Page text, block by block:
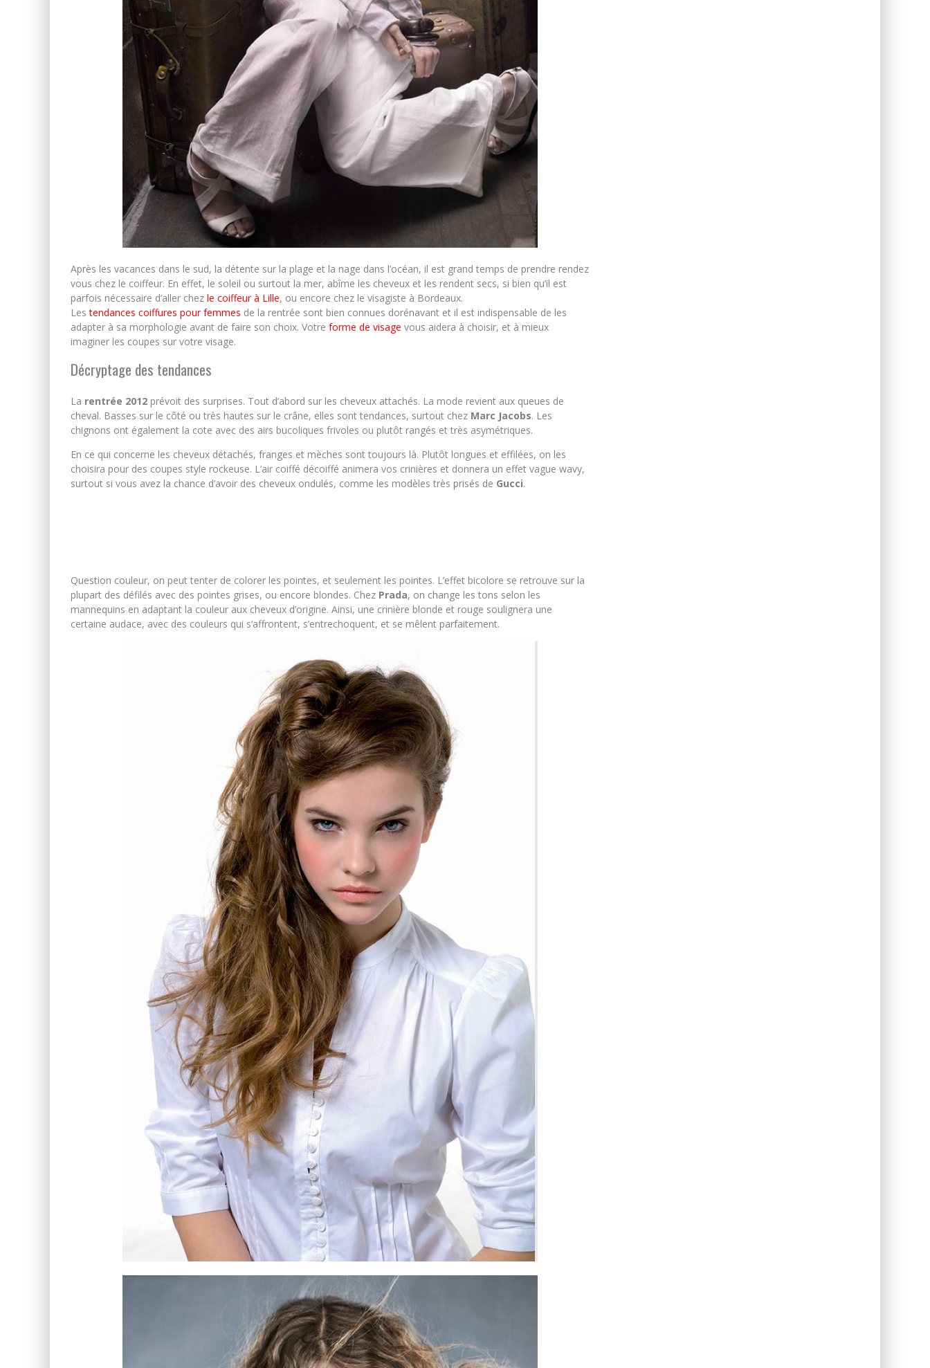
Après les vacances dans le sud, la détente sur la plage et la nage dans l’océan, il est grand temps de prendre rendez
vous chez le coiffeur. En effet, le soleil ou surtout la mer, abîme les cheveux et les rendent secs, si bien qu’il est
parfois nécessaire d’aller chez le coiffeur à Lille, ou encore chez le visagiste à Bordeaux.
Lestendances coiffures pour femmes de la rentrée sont bien connues dorénavant et il est indispensable de les
adapter à sa morphologie avant de faire son choix. Votre forme de visage vous aidera à choisir, et à mieux
imaginer les coupes sur votre visage.
Décryptage des tendances
La rentrée 2012 prévoit des surprises. Tout d’abord sur les cheveux attachés. La mode revient aux queues de
cheval. Basses sur le côté ou très hautes sur le crâne, elles sont tendances, surtout chez Marc Jacobs. Les
chignons ont également la cote avec des airs bucoliques frivoles ou plutôt rangés et très asymétriques.
En ce qui concerne les cheveux détachés, franges et mèches sont toujours là. Plutôt longues et effilées, on les
choisira pour des coupes style rockeuse. L’air coiffé décoiffé animera vos crinières et donnera un effet vague wavy,
surtout si vous avez la chance d’avoir des cheveux ondulés, comme les modèles très prisés de Gucci.
Question couleur, on peut tenter de colorer les pointes, et seulement les pointes. L’effet bicolore se retrouve sur la
plupart des défilés avec des pointes grises, ou encore blondes. Chez Prada, on change les tons selon les
mannequins en adaptant la couleur aux cheveux d’origine. Ainsi, une crinière blonde et rouge soulignera une
certaine audace, avec des couleurs qui s’affrontent, s’entrechoquent, et se mêlent parfaitement.